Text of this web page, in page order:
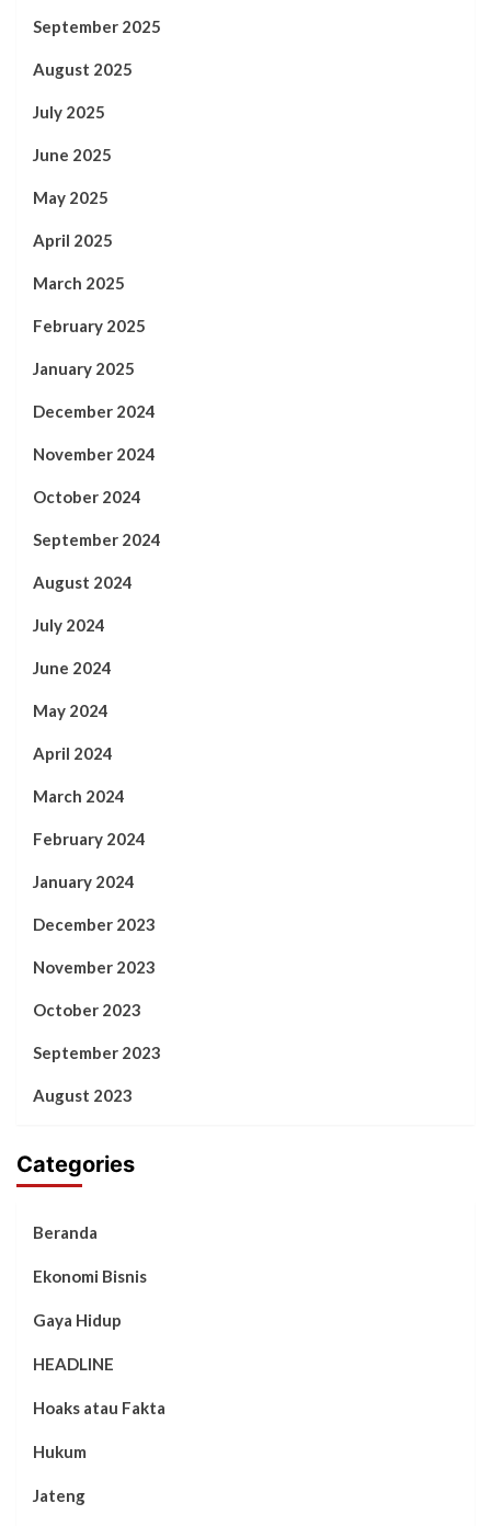
September 2025
August 2025
July 2025
June 2025
May 2025
April 2025
March 2025
February 2025
January 2025
December 2024
November 2024
October 2024
September 2024
August 2024
July 2024
June 2024
May 2024
April 2024
March 2024
February 2024
January 2024
December 2023
November 2023
October 2023
September 2023
August 2023
Categories
Beranda
Ekonomi Bisnis
Gaya Hidup
HEADLINE
Hoaks atau Fakta
Hukum
Jateng